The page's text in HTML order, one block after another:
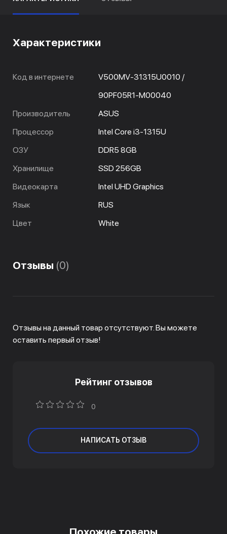
Характеристики
Код в интернете
V500MV-31315U0010 /
90PF05R1-M00040
Производитель
ASUS
Процессор
Intel Core i3-1315U
ОЗУ
DDR5 8GB
Хранилище
SSD 256GB
Видеокарта
Intel UHD Graphics
Язык
RUS
Цвет
White
Отзывы (0)
Отзывы на данный товар отсутствуют. Вы можете
оставить первый отзыв!
Рейтинг отзывов
0
НАПИСАТЬ ОТЗЫВ